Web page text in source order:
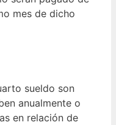
mes de dicho
sueldo son
anualmente o
en relación de